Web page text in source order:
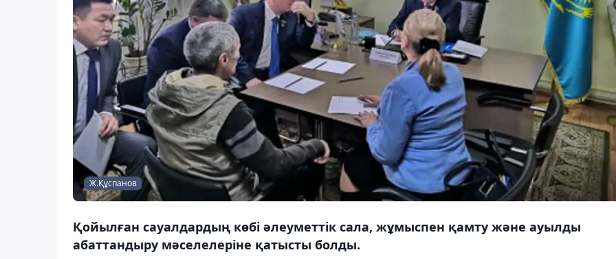
Ж.Құспанов
Қойылған сауалдардың көбі әлеуметтік сала, жұмыспен қамту және ауылды
абаттандыру мәселелеріне қатысты болды.